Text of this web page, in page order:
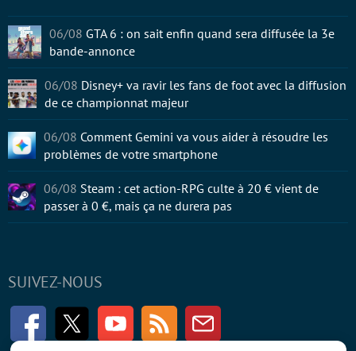
SUIVEZ-NOUS
FacebookTwitter Youtube RSS Newsletter
06/08 GTA 6 : on sait enfin quand sera diffusée la 3e
bande-annonce
06/08 Disney+ va ravir les fans de foot avec la diffusion
de ce championnat majeur
06/08 Comment Gemini va vous aider à résoudre les
problèmes de votre smartphone
06/08 Steam : cet action-RPG culte à 20 € vient de
passer à 0 €, mais ça ne durera pas